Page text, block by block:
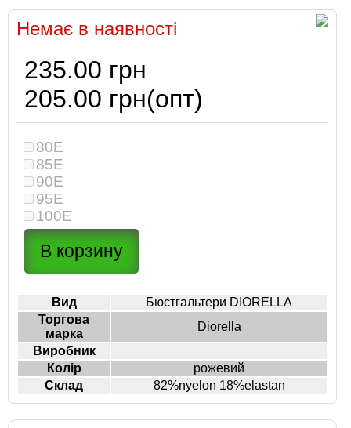
Немає в наявності
235.00 грн
205.00 грн(опт)
80E
85E
90E
95E
100E
Вид
Бюстгальтери DIORELLA
Торгова
марка
Diorella
Виробник
Колір
рожевий
Склад
82%nyelon 18%elastan